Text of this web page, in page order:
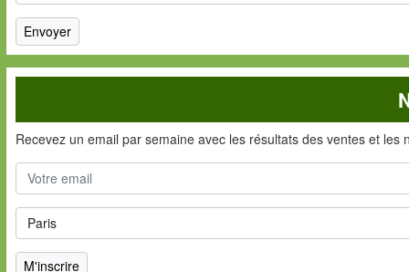
Recevez un email par semaine avec les résultats des ventes et